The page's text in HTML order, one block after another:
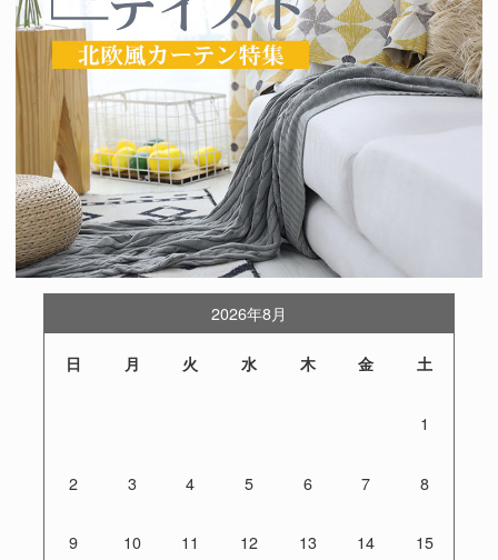
2026年8月
日 月 火 水 木 金 土
1
2 3 4 5 6 7 8
9 10 11 12 13 14 15